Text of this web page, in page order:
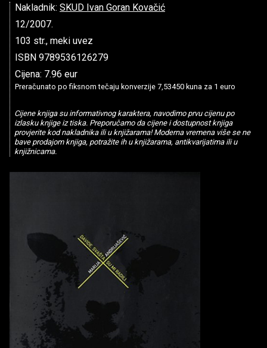
Nakladnik: SKUD Ivan Goran Kovačić
12/2007.
103 str., meki uvez
ISBN 9789536126279
Cijena: 7.96 eur
Preračunato po fiksnom tečaju konverzije 7,53450 kuna za 1 euro
Cijene knjiga su informativnog karaktera, navodimo prvu cijenu po
izlasku knjige iz tiska. Preporučamo da cijene i dostupnost knjiga
provjerite kod nakladnika ili u knjižarama! Moderna vremena više se ne
bave prodajom knjiga, potražite ih u knjižarama, antikvarijatima ili u
knjižnicama.